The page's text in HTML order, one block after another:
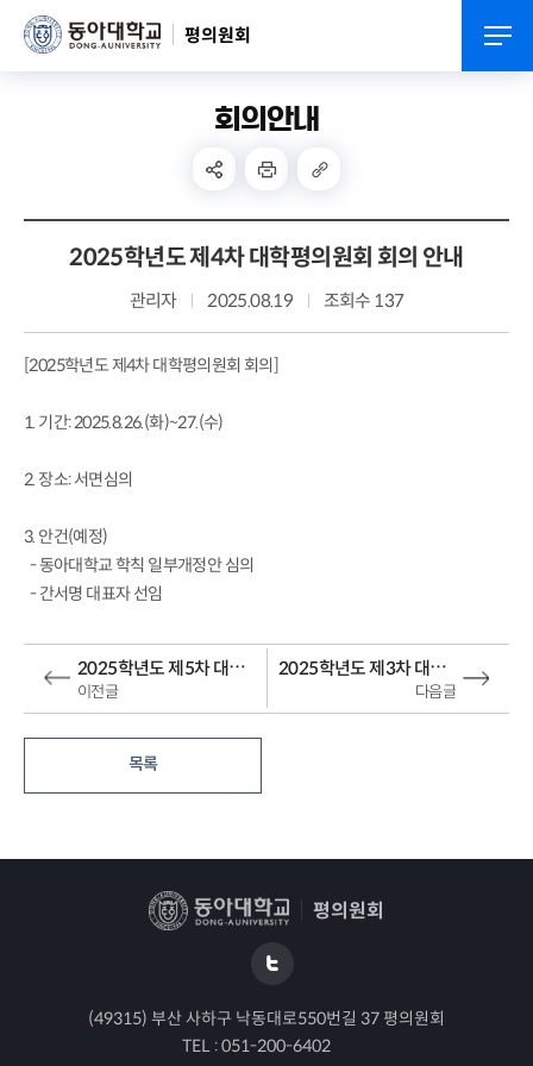
평의원회
회의안내
2025학년도 제4차 대학평의원회 회의 안내
관리자 2025.08.19 조회수 137
[2025학년도 제4차 대학평의원회 회의]
1. 기간: 2025.8.26.(화)~27.(수)
2. 장소: 서면심의
3. 안건(예정)
- 동아대학교 학칙 일부개정안 심의
- 간서명 대표자 선임
이전글
2025학년도 제5차 대학평의원회 회의 안내
다음글
2025학년도 제3차 대학평의원회 회의 안내
목록
평의원회
(49315) 부산 사하구 낙동대로550번길 37 평의원회
TEL :051-200-6402